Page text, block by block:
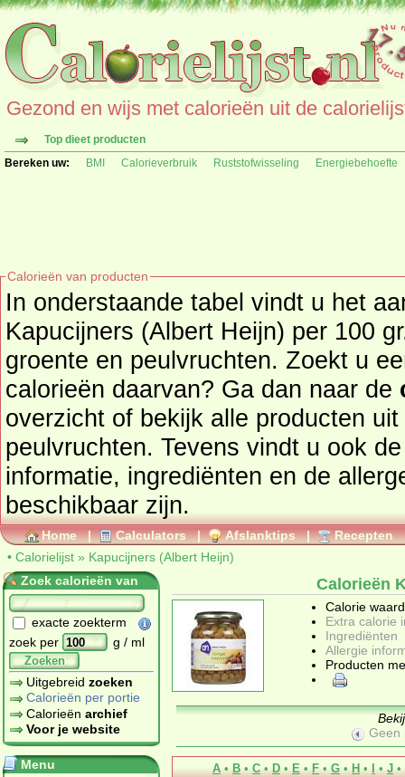
Gezond en wijs met calorieën uit de
Top dieet producten
Bereken uw:
BMI Calorieverbruik Ruststofwisseling Energiebehoefte
Calorieën van producten
In onderstaande tabel vindt u het
Kapucijners (Albert Heijn) per 100 gr. uit de
groente en peulvruchten. Zoekt u
calorieën daarvan? Ga dan naar de
overzicht of bekijk alle producten
peulvruchten. Tevens vindt u ook de uitgebreide calorie
informatie, ingrediënten en de allergenen informatie
beschikbaar zijn.
Home | Calculators | Afslanktips | Recepten
• Calorielijst » Kapucijners (Albert Heijn)
Zoek calorieën van
exacte zoekterm
zoek per
g / ml
Zoeken
Uitgebreid zoeken
Calorieën per portie
Calorieën archief
Voor je website
Menu
Calorieën
Calorie
Extra calorie
Ingrediënten
Allergie
Producten
Geen
A • B • C • D • E • F • G • H • I • J •